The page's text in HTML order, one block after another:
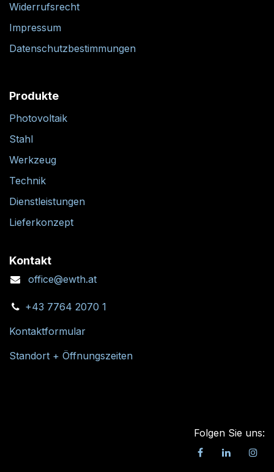
Widerrufsrecht
Impressum
Datenschutzbestimmungen
Produkte
Photovoltaik
Stahl
Werkzeug
Technik
Dienstleistungen
Lieferkonzept
Kontakt
office@ewth.at
+43 7764 2070 1
Kontaktformular
Standort + Öffnungszeiten
Folgen Sie uns: